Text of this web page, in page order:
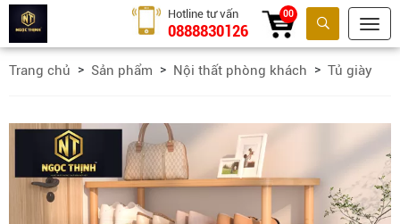
Tìm kiếm
Hotline tư vấn
0888830126
00
Trang chủ Sản phẩm Nội thất phòng khách Tủ giày